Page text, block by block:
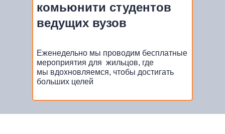
Еженедельно мы проводим бесплатные
мероприятия для жильцов, где
мы вдохновляемся, чтобы достигать
больших целей
комьюнити студентов
ведущих вузов
Нет времени выбирать?
Мы рады помочь!
и подберем жильё по вашим критериям